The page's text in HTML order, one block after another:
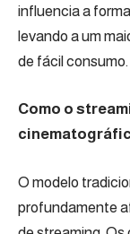
influencia a
levando a um
de fácil consumo.
Como o
O modelo
profundamente